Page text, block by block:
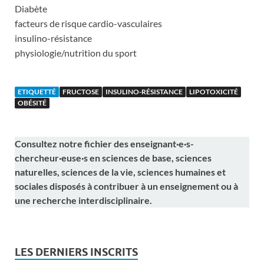
Diabète
facteurs de risque cardio-vasculaires
insulino-résistance
physiologie/nutrition du sport
ETIQUETTÉ FRUCTOSE INSULINO-RÉSISTANCE
LIPOTOXICITÉ
OBÉSITÉ
Consultez notre fichier des enseignant·e·s-
chercheur·euse·s en sciences de base, sciences
naturelles, sciences de la vie, sciences humaines et
sociales disposés à contribuer à un enseignement ou à
une recherche interdisciplinaire.
LES DERNIERS INSCRITS